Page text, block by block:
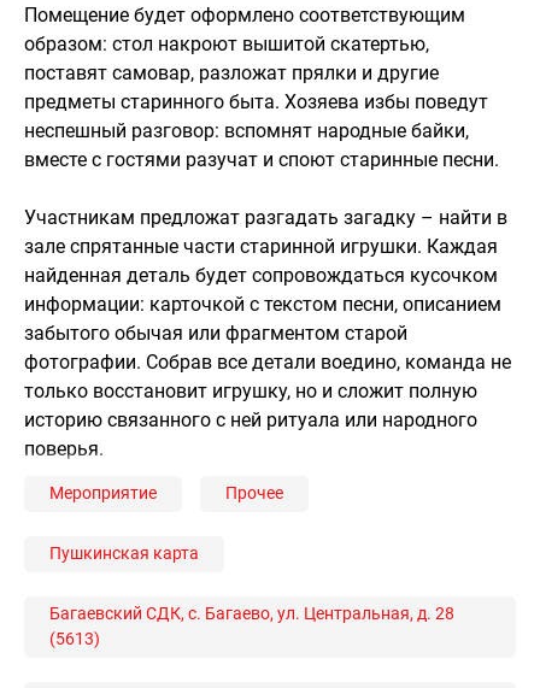
Помещение будет оформлено соответствующим
образом: стол накроют вышитой скатертью,
поставят самовар, разложат прялки и другие
предметы старинного быта. Хозяева избы поведут
неспешный разговор: вспомнят народные байки,
вместе с гостями разучат и споют старинные песни.
Участникам предложат разгадать загадку – найти в
зале спрятанные части старинной игрушки. Каждая
найденная деталь будет сопровождаться кусочком
информации: карточкой с текстом песни, описанием
забытого обычая или фрагментом старой
фотографии. Собрав все детали воедино, команда не
только восстановит игрушку, но и сложит полную
историю связанного с ней ритуала или народного
поверья.
Мероприятие Прочее
Пушкинская карта
Багаевский СДК, с. Багаево, ул. Центральная, д. 28
(5613)